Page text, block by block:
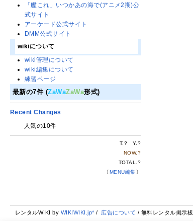
「艦これ」いつかあの海で(アニメ2期)公
式サイト
アーケード公式サイト
DMM公式サイト
wikiについて
wiki管理について
wiki編集について
練習ページ
最新の7件 (ZaWaZaWa形式)
Recent Changes
人気の10件
T. ? Y. ?
NOW.?
TOTAL. ?
〔MENU編集〕
レンタルWIKI by WIKIWIKI.jp* / 広告について / 無料レンタル掲示板